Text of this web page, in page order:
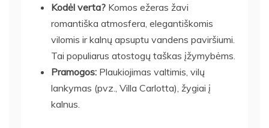
Kodėl verta? Komos ežeras žavi
romantiška atmosfera, elegantiškomis
vilomis ir kalnų apsuptu vandens paviršiumi.
Tai populiarus atostogų taškas įžymybėms.
Pramogos: Plaukiojimas valtimis, vilų
lankymas (pvz., Villa Carlotta), žygiai į
kalnus.